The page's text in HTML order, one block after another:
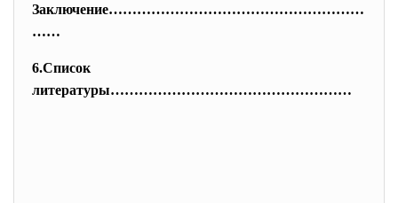
Заключение………………………………………………
……
6.Список
литературы……………………………………………